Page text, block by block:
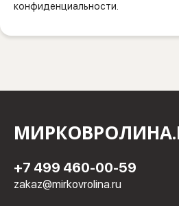
конфиденциальности.
+7 499 460-00-59
zakaz@mirkovrolina.ru